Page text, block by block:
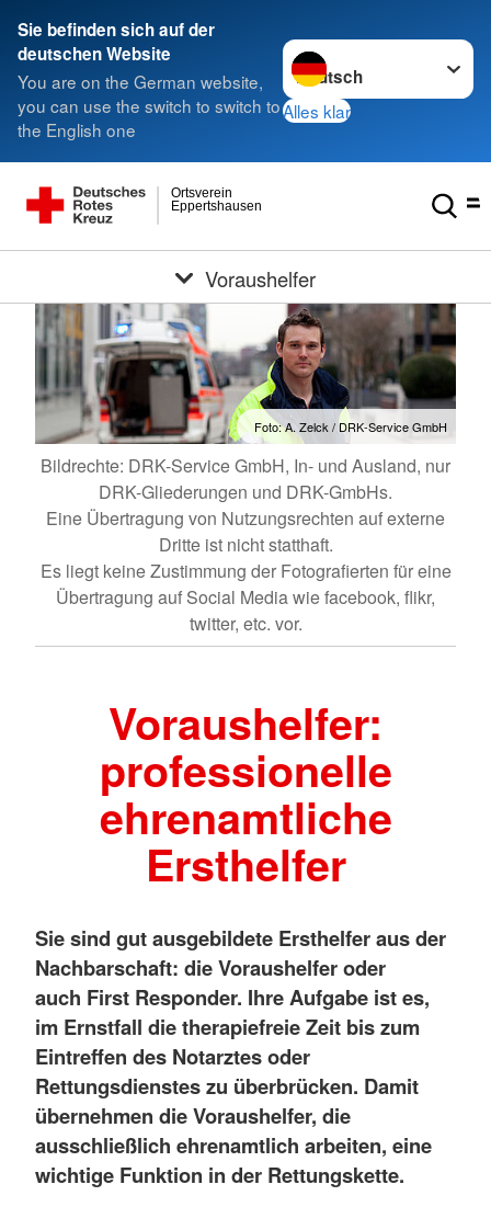
Sie befinden sich auf der
deutschen Website
You are on the German website,
you can use the switch to switch to
the English one
Sprache wechseln zu
Alles klar
Eppertshausen
Ortsverein
Voraushelfer
Foto: A. Zelck / DRK-Service GmbH
Bildrechte: DRK-Service GmbH, In- und Ausland, nur
DRK-Gliederungen und DRK-GmbHs.
Eine Übertragung von Nutzungsrechten auf externe
Dritte ist nicht statthaft.
Es liegt keine Zustimmung der Fotografierten für eine
Übertragung auf Social Media wie facebook, flikr,
twitter, etc. vor.
Voraushelfer:
professionelle
ehrenamtliche
Ersthelfer
Sie sind gut ausgebildete Ersthelfer aus der
Nachbarschaft: die Voraushelfer oder
auch First Responder. Ihre Aufgabe ist es,
im Ernstfall die therapiefreie Zeit bis zum
Eintreffen des Notarztes oder
Rettungsdienstes zu überbrücken. Damit
übernehmen die Voraushelfer, die
ausschließlich ehrenamtlich arbeiten, eine
wichtige Funktion in der Rettungskette.